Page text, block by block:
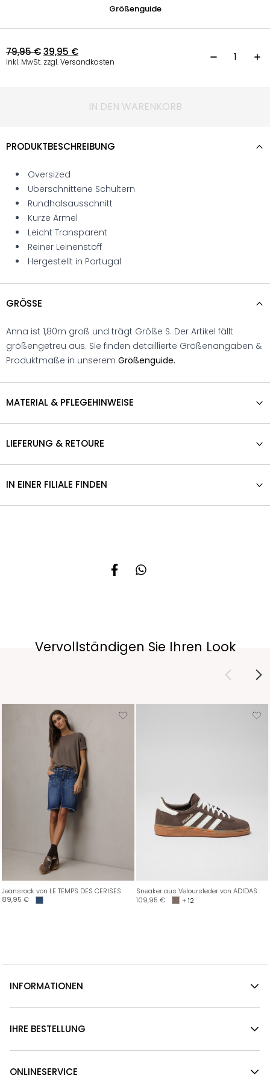
Größenguide
79,95€39,95 €
inkl. MwSt. zzgl. Versandkosten
IN DEN WARENKORB
PRODUKTBESCHREIBUNG
Oversized
Überschnittene Schultern
Rundhalsausschnitt
Kurze Ärmel
Leicht Transparent
Reiner Leinenstoff
Hergestellt in Portugal
GRÖSSE
Anna ist 1,80m groß und trägt Größe S. Der Artikel fällt
größengetreu aus. Sie finden detaillierte Größenangaben &
Produktmaße in unserem Größenguide.
MATERIAL & PFLEGEHINWEISE
LIEFERUNG & RETOURE
IN EINER FILIALE FINDEN
Vervollständigen Sie Ihren Look
Jeansrock von LE TEMPS DES CERISES
89,95 €
Sneaker aus Veloursleder von ADIDAS
109,95 € + 12
INFORMATIONEN
IHRE BESTELLUNG
ONLINESERVICE